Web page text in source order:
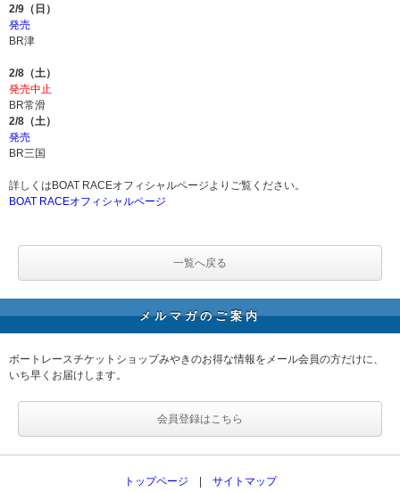
2/9（日）
発売
BR津
2/8（土）
発売中止
BR常滑
2/8（土）
発売
BR三国
詳しくはBOAT RACEオフィシャルページよりご覧ください。
BOAT RACEオフィシャルページ
一覧へ戻る
メルマガのご案内
ボートレースチケットショップみやきのお得な情報をメール会員の方だけに、
いち早くお届けします。
会員登録はこちら
トップページ サイトマップ